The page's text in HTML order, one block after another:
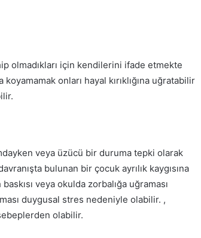
olmadıkları için kendilerini ifade etmekte
onları hayal kırıklığına uğratabilir
veya üzücü bir duruma tepki olarak
bulunan bir çocuk ayrılık kaygısına
veya okulda zorbalığa uğraması
duygusal stres nedeniyle olabilir. ,
olabilir.